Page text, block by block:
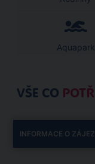
Aquapark
VŠE CO
INFORMACE O